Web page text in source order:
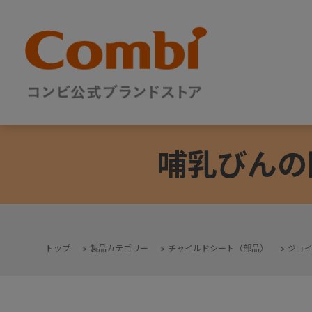
哺乳びん
トップ > 製品カテゴリー > チャイルドシート（部品） > ジョ